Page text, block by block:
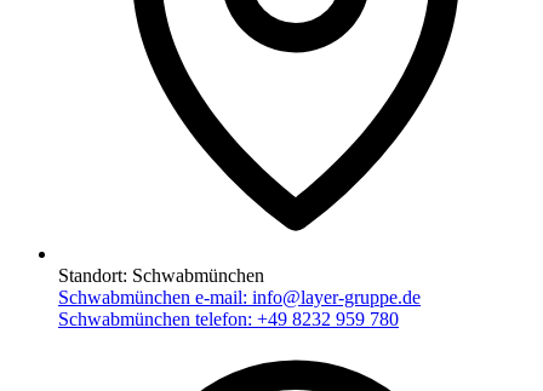
Standort: Schwabmünchen
Schwabmünchen e-mail: info@layer-gruppe.de
Schwabmünchen telefon: +49 8232 959 780